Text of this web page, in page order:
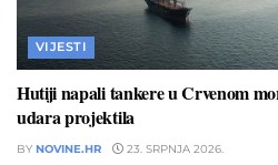
VIJESTI
Hutiji napali tankere u Crvenom
udara projektila
BY NOVINE.HR 23. SRPNJA 2026.